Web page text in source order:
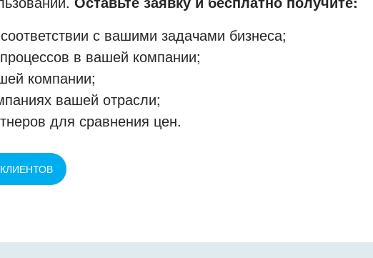
с вашими задачами бизнеса;
в вашей компании;
компании;
вашей отрасли;
для сравнения цен.